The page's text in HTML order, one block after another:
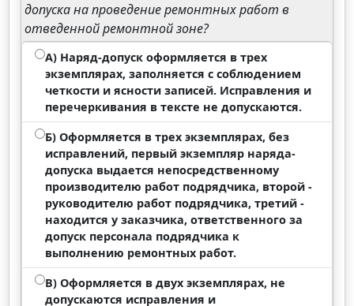
допуска на проведение ремонтных работ в
отведенной ремонтной зоне?
А) Наряд-допуск оформляется в трех
экземплярах, заполняется с соблюдением
четкости и ясности записей. Исправления и
перечеркивания в тексте не допускаются.
Б) Оформляется в трех экземплярах, без
исправлений, первый экземпляр наряда-
допуска выдается непосредственному
производителю работ подрядчика, второй -
руководителю работ подрядчика, третий -
находится у заказчика, ответственного за
допуск персонала подрядчика к
выполнению ремонтных работ.
В) Оформляется в двух экземплярах, не
допускаются исправления и